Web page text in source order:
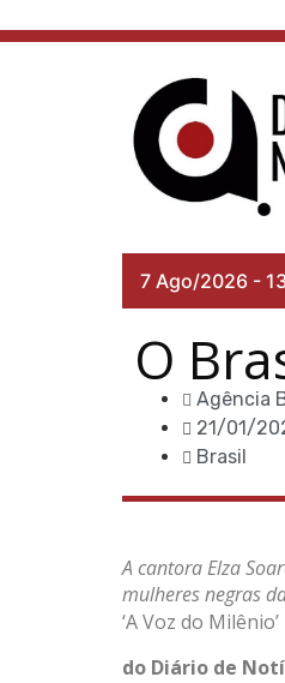
7 Ago/2026 -
O
Agência
21/01/
Brasil
A cantora Elza
mulheres negras
‘A Voz do
do Diário de